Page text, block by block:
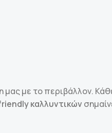
με το περιβάλλον.
καλλυντικών